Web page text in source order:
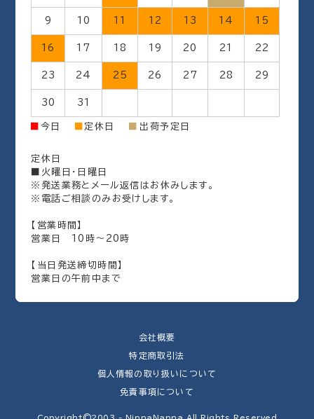
9 10 12 13 14 15
16 17 18 19 20 21 22
23 24 25 26 27 28 29
30 31
今日 定休日 出荷予定日
定休日
■火曜日・日曜日
※発送業務とメール返信はお休みします。
※電話ご相談のみお受けします。
【営業時間】
営業日 10時～20時
【当日発送締切時間】
営業日の午前中まで
会社概要
特定商取引法
個人情報の取り扱いについて
免責事項について